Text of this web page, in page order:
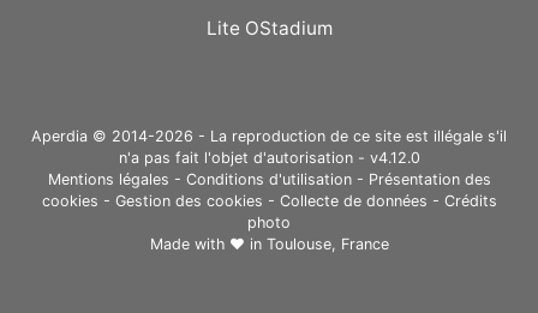
Lite OStadium
Aperdia © 2014-2026 - La reproduction de ce site est illégale s'il
n'a pas fait l'objet d'autorisation - v4.12.0
Mentions légales - Conditions d'utilisation- Présentation des
cookies - Gestion des cookies - Collecte de données - Crédits
photo
Made with ❤ in Toulouse, France